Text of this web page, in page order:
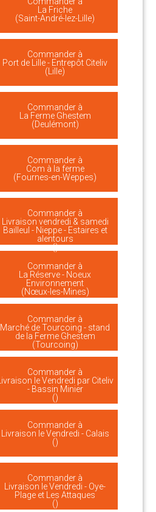
La Friche
(Saint-André-lez-Lille)
Commander à
Port de Lille - Entrepôt Citeliv
(Lille)
Commander à
La Ferme Ghestem
(Deulémont)
Commander à
Com à la ferme
(Fournes-en-Weppes)
Commander à
Livraison vendredi & samedi
Bailleul - Nieppe - Estaires et
alentours
()
Commander à
La Réserve - Noeux
Environnement
(Nœux-les-Mines)
Commander à
Marché de Tourcoing - stand
de la Ferme Ghestem
(Tourcoing)
Commander à
Livraison le Vendredi par Citeliv
- Bassin Minier
()
Commander à
Livraison le Vendredi - Calais
()
Commander à
Livraison le Vendredi - Oye-
Plage et Les Attaques
()